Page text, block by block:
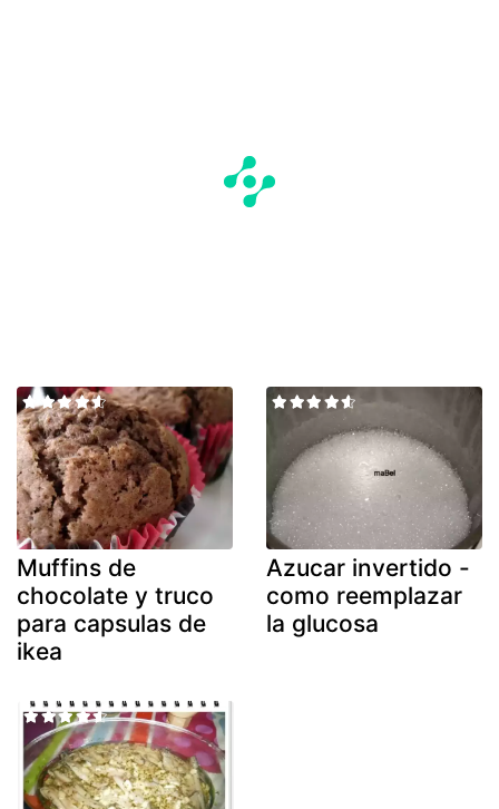
Muffins de
chocolate y truco
para capsulas de
ikea
Azucar invertido -
como reemplazar
la glucosa